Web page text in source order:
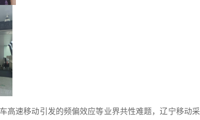
速移动引发的频偏效应等业界共性难题，辽宁移动采